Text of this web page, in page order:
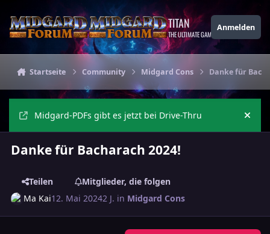
TITAN
THE ULTIMATE GAMING THEME
Anmelden
Startseite Community Midgard Cons Danke für
Midgard-PDFs gibt es jetzt bei Drive-Thru
Danke für Bacharach 2024!
Teilen
Mitglieder, die folgen
Ma Kai12. Mai 20242 J. in Midgard Cons